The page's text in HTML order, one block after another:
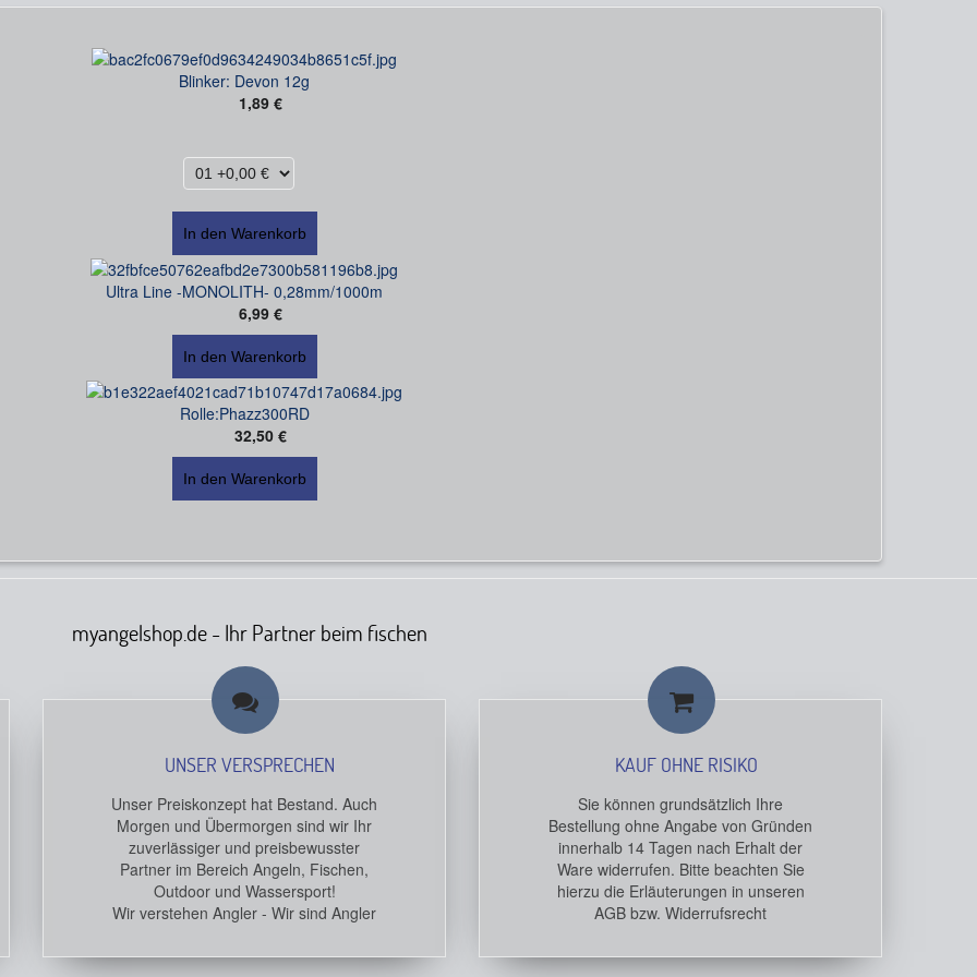
Blinker: Devon 12g
1,89 €
Ultra Line -MONOLITH- 0,28mm/1000m
6,99 €
Rolle:Phazz300RD
32,50 €
myangelshop.de - Ihr Partner beim fischen
UNSER VERSPRECHEN
Unser Preiskonzept hat Bestand. Auch
Morgen und Übermorgen sind wir Ihr
zuverlässiger und preisbewusster
Partner im Bereich Angeln, Fischen,
Outdoor und Wassersport!
Wir verstehen Angler - Wir sind Angler
KAUF OHNE RISIKO
Sie können grundsätzlich Ihre
Bestellung ohne Angabe von Gründen
innerhalb 14 Tagen nach Erhalt der
Ware widerrufen. Bitte beachten Sie
hierzu die Erläuterungen in unseren
AGB bzw. Widerrufsrecht